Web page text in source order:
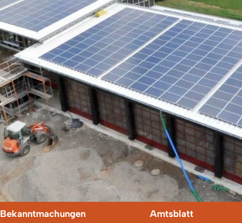
Bekanntmachungen Amtsblatt